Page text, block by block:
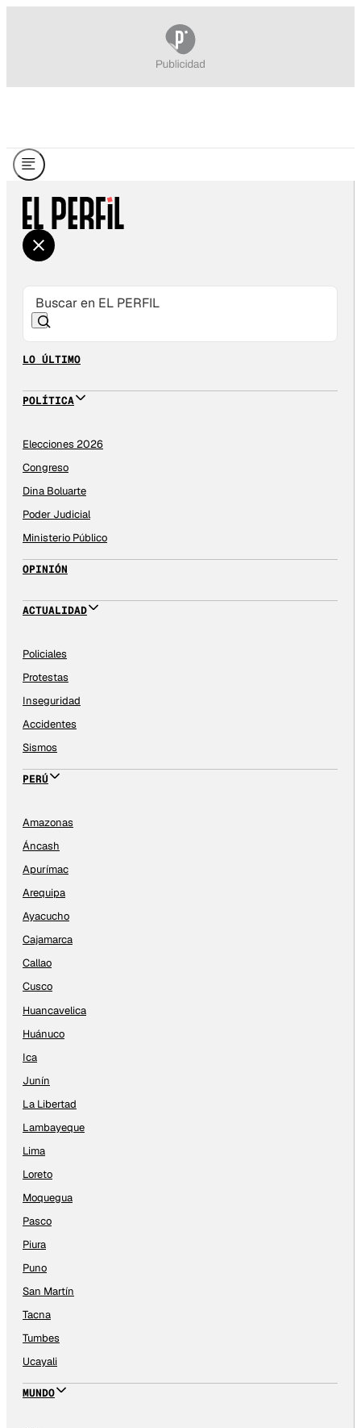
LO ÚLTIMO
POLÍTICA
Elecciones 2026
Congreso
Dina Boluarte
Poder Judicial
Ministerio Público
OPINIÓN
ACTUALIDAD
Policiales
Protestas
Inseguridad
Accidentes
Sismos
PERÚ
Amazonas
Áncash
Apurímac
Arequipa
Ayacucho
Cajamarca
Callao
Cusco
Huancavelica
Huánuco
Ica
Junín
La Libertad
Lambayeque
Lima
Loreto
Moquegua
Pasco
Piura
Puno
San Martín
Tacna
Tumbes
Ucayali
MUNDO